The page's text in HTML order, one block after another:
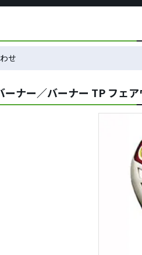
せ
ーナー／バーナー TP フェ